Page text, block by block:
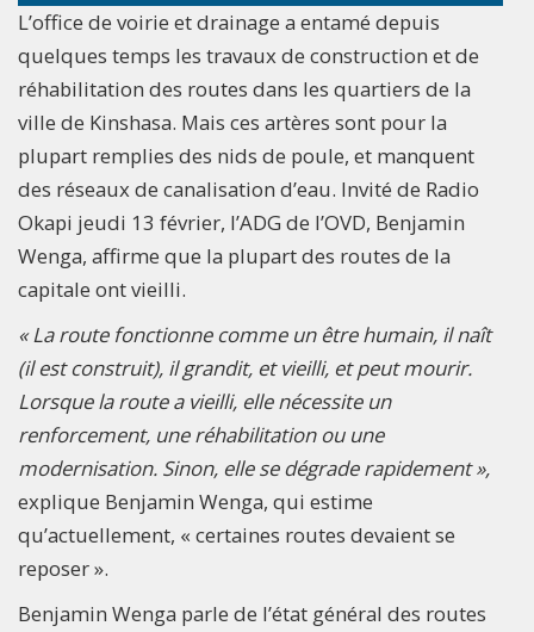
L’office de voirie et drainage a entamé depuis
quelques temps les travaux de construction et de
réhabilitation des routes dans les quartiers de la
ville de Kinshasa. Mais ces artères sont pour la
plupart remplies des nids de poule, et manquent
des réseaux de canalisation d’eau. Invité de Radio
Okapi jeudi 13 février, l’ADG de l’OVD, Benjamin
Wenga, affirme que la plupart des routes de la
capitale ont vieilli.
« La route fonctionne comme un être humain, il naît
(il est construit), il grandit, et vieilli, et peut mourir.
Lorsque la route a vieilli, elle nécessite un
renforcement, une réhabilitation ou une
modernisation. Sinon, elle se dégrade rapidement »,
explique Benjamin Wenga, qui estime
qu’actuellement, « certaines routes devaient se
reposer ».
Benjamin Wenga parle de l’état général des routes